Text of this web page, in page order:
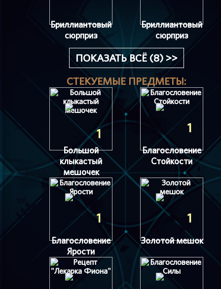
Бриллиантовый
сюрприз
Бриллиантовый
сюрприз
ПОКАЗАТЬ ВСЁ (8) >>
СТЕКУЕМЫЕ ПРЕДМЕТЫ:
1
Большой
клыкастый
мешочек
1
Благословение
Стойкости
1
Благословение
Ярости
1
Золотой мешок